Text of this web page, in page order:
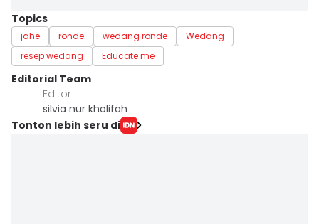
Topics
jahe ronde wedang ronde
Wedang
resep wedang
Educate me
Editorial Team
Editor
silvia nur kholifah
Tonton lebih seru di